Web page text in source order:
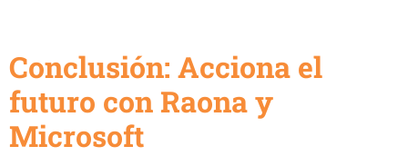
Conclusión: Acciona el
futuro con Raona y
Microsoft